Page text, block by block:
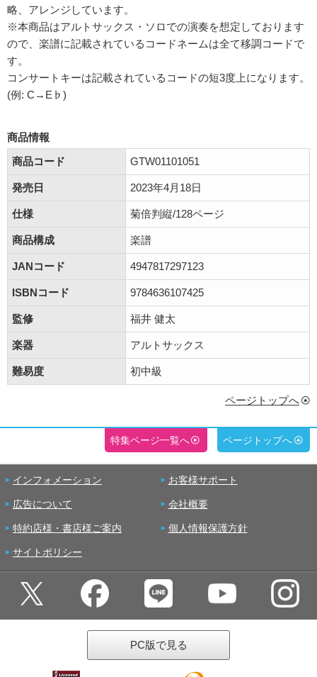
略、アレンジしています。
※本商品はアルトサックス・ソロでの演奏を想定しております
ので、楽譜に記載されているコードネームは全て移調コードで
す。
コンサートキーは記載されているコードの短3度上になります。
(例: C→E♭)
商品情報
商品コード
GTW01101051
発売日 2023年4月18日
仕様 菊倍判縦/128ページ
商品構成 楽譜
JANコード 4947817297123
ISBNコード 9784636107425
監修 福井 健太
楽器 アルトサックス
難易度 初中級
ページトップへ
特集ページ一覧へ ページトップへ
インフォメーション お客様サポート
広告について 会社概要
特約店様・書店様ご案内 個人情報保護方針
サイトポリシー
PC版で見る